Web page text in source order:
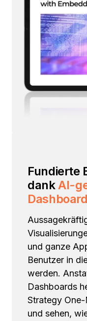
Fundierte
dank AI-
und ganze
Benutzer in
werden.
Dashboards
Strategy
und sehen,